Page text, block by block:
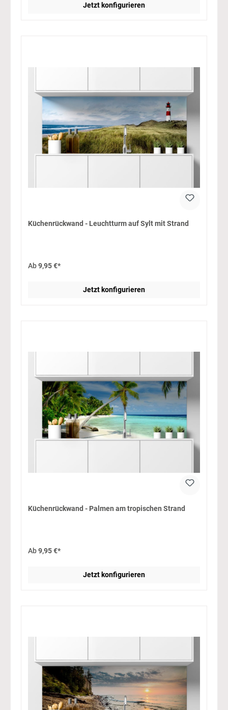
Jetzt konfigurieren
Küchenrückwand - Leuchtturm auf Sylt mit Strand
Ab9,95 €*
Jetzt konfigurieren
Küchenrückwand - Palmen am tropischen Strand
Ab9,95 €*
Jetzt konfigurieren